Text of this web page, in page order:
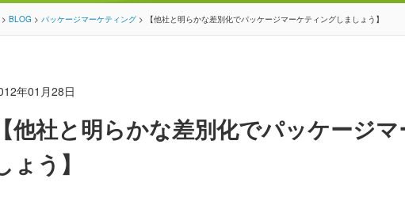
> BLOG > パッケージマーケティング > 【他社と明らかな差別化でパッケージマーケティングしましょう】
年01月28日
他社と明らかな差別化でパッケージ
ょう】